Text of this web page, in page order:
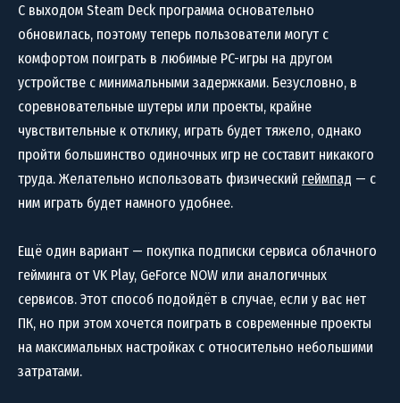
С выходом Steam Deck программа основательно
обновилась, поэтому теперь пользователи могут с
комфортом поиграть в любимые PC-игры на другом
устройстве с минимальными задержками. Безусловно, в
соревновательные шутеры или проекты, крайне
чувствительные к отклику, играть будет тяжело, однако
пройти большинство одиночных игр не составит никакого
труда. Желательно использовать физический геймпад — с
ним играть будет намного удобнее.
Ещё один вариант — покупка подписки сервиса облачного
гейминга от VK Play, GeForce NOW или аналогичных
сервисов. Этот способ подойдёт в случае, если у вас нет
ПК, но при этом хочется поиграть в современные проекты
на максимальных настройках с относительно небольшими
затратами.